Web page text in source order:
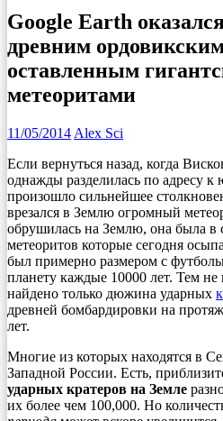
Google Earth
древним
оставленным
метеоритами
11/05/2014 Alex Sci
Если вернуться назад, когда
однажды разделилась по адресу к
произошло сильнейшее
врезался в Землю огромный
обрушилась на Землю, она была в
метеоритов которые сегодня
был примерно размером с
планету каждые 10000 лет. Тем
найдено только дюжина ударных
древней бомбардировки на
лет.
Многие из которых находятся в
Западной России. Есть,
ударных кратеров на Земле
их более чем 100,000. Но